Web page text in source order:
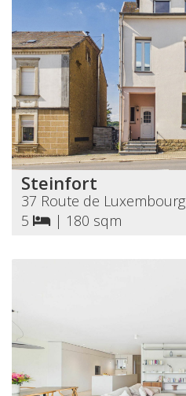
Steinfort
37 Route de Luxembourg
5
| 180 sqm